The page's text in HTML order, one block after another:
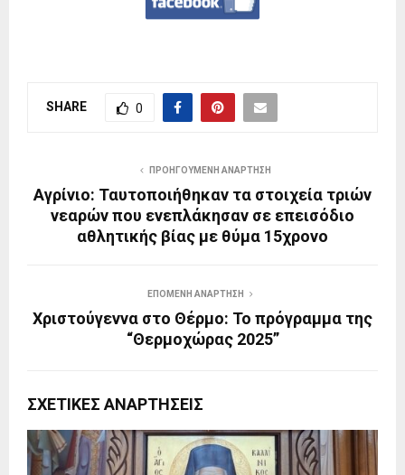
SHARE 0
ΠΡΟΗΓΟΎΜΕΝΗ ΑΝΆΡΤΗΣΗ
Αγρίνιο: Ταυτοποιήθηκαν τα στοιχεία τριών
νεαρών που ενεπλάκησαν σε επεισόδιο
αθλητικής βίας με θύμα 15χρονο
ΕΠΌΜΕΝΗ ΑΝΆΡΤΗΣΗ
Χριστούγεννα στο Θέρμο: Το πρόγραμμα της
“Θερμοχώρας 2025”
ΣΧΕΤΙΚΈΣ ΑΝΑΡΤΉΣΕΙΣ